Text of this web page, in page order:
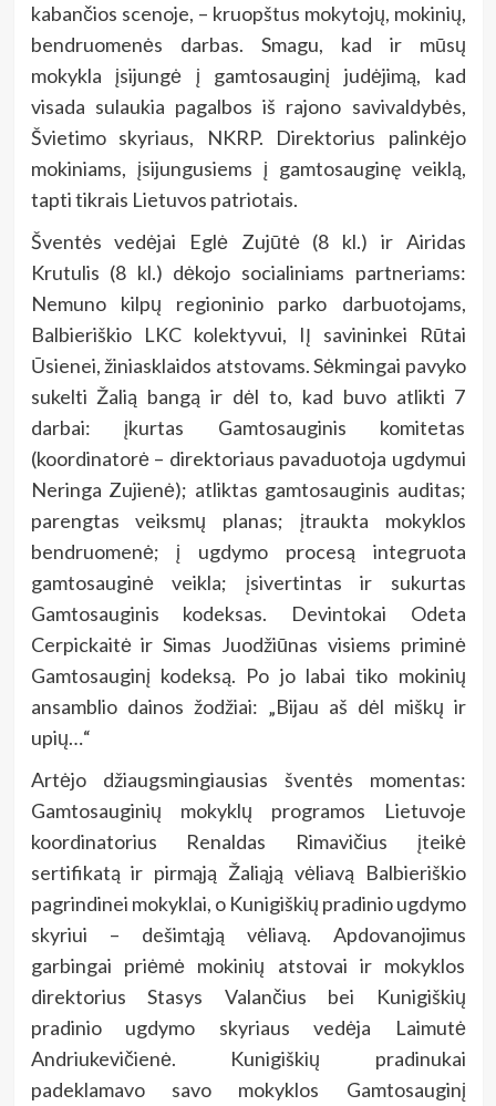
kabančios scenoje, – kruopštus mokytojų, mokinių,
bendruomenės darbas. Smagu, kad ir mūsų
mokykla įsijungė į gamtosauginį judėjimą, kad
visada sulaukia pagalbos iš rajono savivaldybės,
Švietimo skyriaus, NKRP. Direktorius palinkėjo
mokiniams, įsijungusiems į gamtosauginę veiklą,
tapti tikrais Lietuvos patriotais.
Šventės vedėjai Eglė Zujūtė (8 kl.) ir Airidas
Krutulis (8 kl.) dėkojo socialiniams partneriams:
Nemuno kilpų regioninio parko darbuotojams,
Balbieriškio LKC kolektyvui, IĮ savininkei Rūtai
Ūsienei, žiniasklaidos atstovams. Sėkmingai pavyko
sukelti Žalią bangą ir dėl to, kad buvo atlikti 7
darbai: įkurtas Gamtosauginis komitetas
(koordinatorė – direktoriaus pavaduotoja ugdymui
Neringa Zujienė); atliktas gamtosauginis auditas;
parengtas veiksmų planas; įtraukta mokyklos
bendruomenė; į ugdymo procesą integruota
gamtosauginė veikla; įsivertintas ir sukurtas
Gamtosauginis kodeksas. Devintokai Odeta
Cerpickaitė ir Simas Juodžiūnas visiems priminė
Gamtosauginį kodeksą. Po jo labai tiko mokinių
ansamblio dainos žodžiai: „Bijau aš dėl miškų ir
upių…“
Artėjo džiaugsmingiausias šventės momentas:
Gamtosauginių mokyklų programos Lietuvoje
koordinatorius Renaldas Rimavičius įteikė
sertifikatą ir pirmąją Žaliąją vėliavą Balbieriškio
pagrindinei mokyklai, o Kunigiškių pradinio ugdymo
skyriui – dešimtąją vėliavą. Apdovanojimus
garbingai priėmė mokinių atstovai ir mokyklos
direktorius Stasys Valančius bei Kunigiškių
pradinio ugdymo skyriaus vedėja Laimutė
Andriukevičienė. Kunigiškių pradinukai
padeklamavo savo mokyklos Gamtosauginį